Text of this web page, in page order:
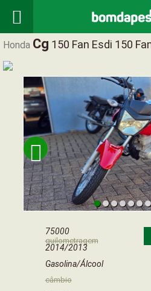

Honda Cg 150 Fan Esdi 150

75000
quilometragem
2014/2013
Gasolina/Álcool
câmbio